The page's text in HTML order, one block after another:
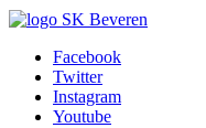
Facebook
Twitter
Instagram
Youtube